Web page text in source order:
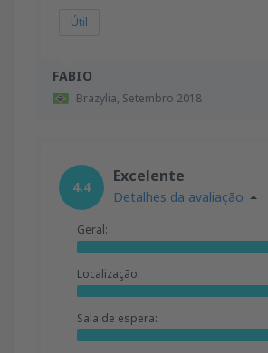
FABIO
Brazylia, Setembro 2018
Útil
4.4
Excelente
Detalhes da avaliação
Geral:
Localização:
Sala de espera: